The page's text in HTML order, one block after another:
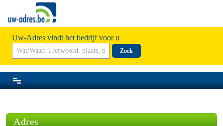
Uw-Adres vindt het bedrijf voor u
Zoek
Adres